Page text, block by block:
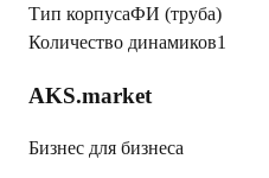
Тип корпусаФИ (труба)
Количество динамиков1
AKS.market
Бизнес для бизнеса